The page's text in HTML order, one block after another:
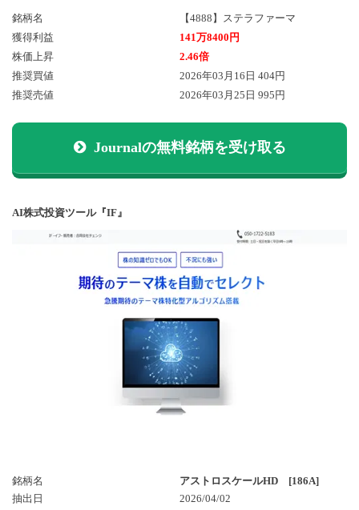
銘柄名
【4888】ステラファーマ
獲得利益
141万8400円
株価上昇
2.46倍
推奨買値
2026年03月16日 404円
推奨売値
2026年03月25日 995円
Journalの無料銘柄を受け取る
AI株式投資ツール『IF』
銘柄名
アストロスケールHD [186A]
抽出日
2026/04/02